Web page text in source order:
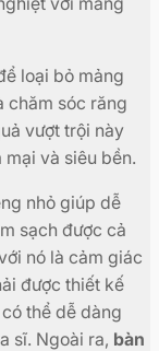
loại bỏ mảng
chăm sóc răng
vượt trội này
và siêu bền.
nhỏ giúp dễ
sạch được cả
nó là cảm giác
được thiết kế
thể dễ dàng
sĩ. Ngoài ra, bàn